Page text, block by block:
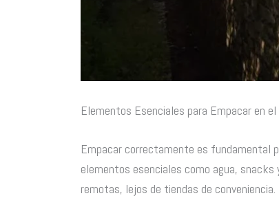
Elementos Esenciales para Empacar en el
Empacar correctamente es fundamental
elementos esenciales como agua,
remotas, lejos de tiendas de conveniencia.